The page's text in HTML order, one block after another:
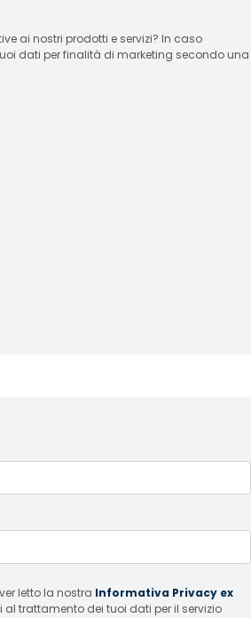
prodotti e servizi? In caso
dati per finalità di marketing secondo una
letto la nostra Informativa Privacy ex
al trattamento dei tuoi dati per il servizio